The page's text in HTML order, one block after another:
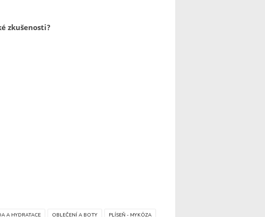
zkušenosti?
A HYDRATACE OBLEČENÍ A BOTY PLÍSEŇ - MYKÓZA